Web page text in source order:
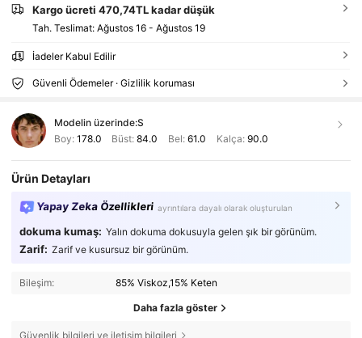
Kargo ücreti 470,74TL kadar düşük
Tah. Teslimat: Ağustos 16 - Ağustos 19
İadeler Kabul Edilir
Güvenli Ödemeler · Gizlilik koruması
Modelin üzerinde:S
Boy: 178.0 Büst:84.0 Bel: 61.0 Kalça: 90.0
Ürün Detayları
Yapay Zeka Özellikleri ayrıntılara dayalı olarak oluşturulan
dokuma kumaş: Yalın dokuma dokusuyla gelen şık bir görünüm.
Zarif: Zarif ve kusursuz bir görünüm.
Bileşim: 85% Viskoz,15% Keten
Daha fazla göster
Güvenlik bilgileri ve iletişim bilgileri